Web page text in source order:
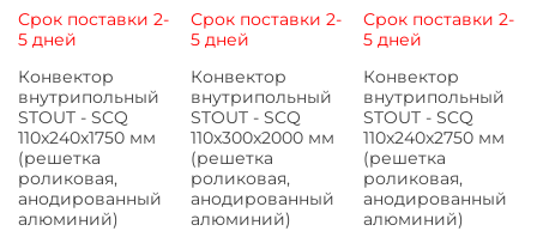
Срок поставки 2-
5 дней
Конвектор
внутрипольный
STOUT - SCQ
110x240x1750 мм
(решетка
роликовая,
анодированный
алюминий)
Срок поставки 2-
5 дней
Конвектор
внутрипольный
STOUT - SCQ
110x300x2000 мм
(решетка
роликовая,
анодированный
алюминий)
Срок поставки 2-
5 дней
Конвектор
внутрипольный
STOUT - SCQ
110x240x2750 мм
(решетка
роликовая,
анодированный
алюминий)